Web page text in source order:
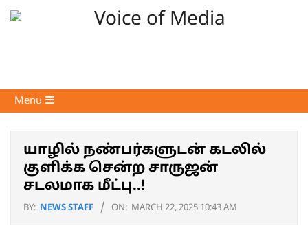
Skip
Voice
of
Primary
Navigation
Menu
யாழில் நண்பர்களுடன் கடலில்
குளிக்க சென்ற சாருஜன்
சடலமாக மீட்பு..!
BY: NEWS STAFF ON: MARCH 22, 2025 10:43 AM